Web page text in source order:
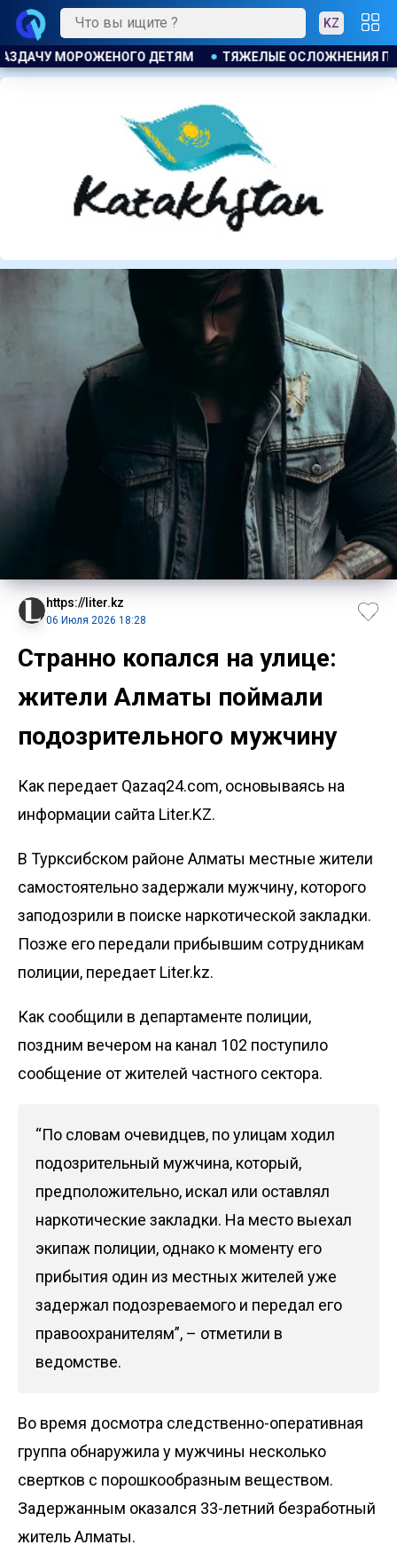
KZ
ПОСЛЕ ЛИПОСАКЦИИ ПРИВЕЛИ К ГРОМКОМУ
https://liter.kz
06 Июля 2026 18:28
Странно копался на улице:
жители Алматы поймали
подозрительного мужчину
Как передает Qazaq24.com, основываясь на
информации сайта Liter.KZ.
В Турксибском районе Алматы местные жители
самостоятельно задержали мужчину, которого
заподозрили в поиске наркотической закладки.
Позже его передали прибывшим сотрудникам
полиции, передает Liter.kz.
Как сообщили в департаменте полиции,
поздним вечером на канал 102 поступило
сообщение от жителей частного сектора.
“По словам очевидцев, по улицам ходил
подозрительный мужчина, который,
предположительно, искал или оставлял
наркотические закладки. На место выехал
экипаж полиции, однако к моменту его
прибытия один из местных жителей уже
задержал подозреваемого и передал его
правоохранителям”, – отметили в
ведомстве.
Во время досмотра следственно-оперативная
группа обнаружила у мужчины несколько
свертков с порошкообразным веществом.
Задержанным оказался 33-летний безработный
житель Алматы.